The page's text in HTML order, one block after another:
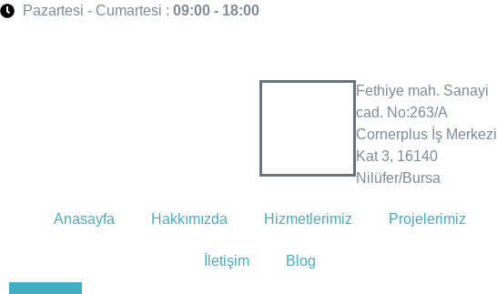
Pazartesi - Cumartesi : 09:00 - 18:00
Fethiye mah. Sanayi
cad. No:263/A
Cornerplus İş Merkezi
Kat 3, 16140
Nilüfer/Bursa
Anasayfa Hakkımızda Hizmetlerimiz Projelerimiz
İletişim Blog